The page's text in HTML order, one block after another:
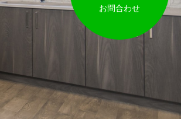
お問合わせ